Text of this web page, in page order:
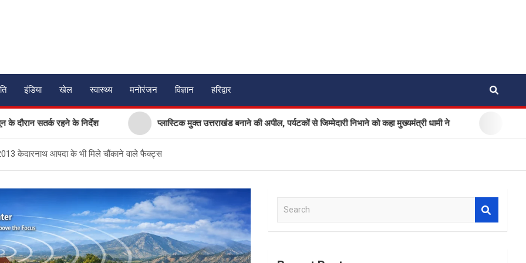
इंडिया खेल स्वास्थ्य मनोरंजन विज्ञान हरिद्वार
के निर्देश प्लास्टिक मुक्त उत्तराखंड बनाने की अपील, पर्यटकों से जिम्मेदारी निभाने को कहा मुख्यमंत्री धामी ने Ola Electric अपनाएगी
केदारनाथ आपदा के भी मिले चौंकाने वाले फैक्ट्स
a